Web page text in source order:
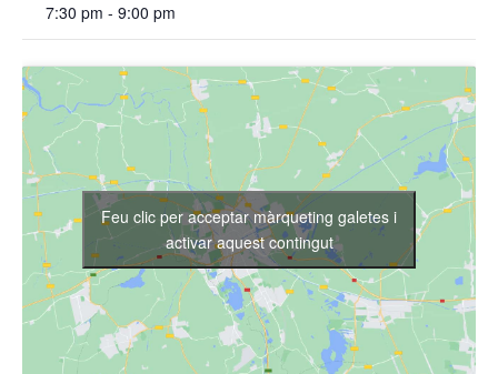
7:30 pm - 9:00 pm
Feu clic per acceptar màrqueting galetes i
activar aquest contingut